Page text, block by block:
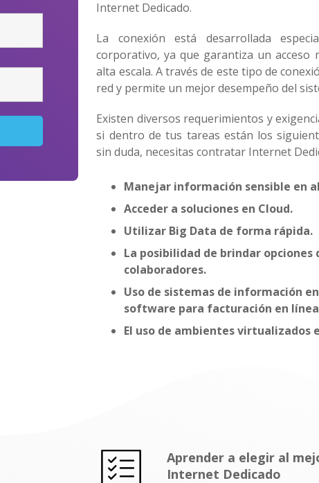
Internet Dedicado.
La conexión está desarrollada
corporativo, ya que garantiza un acceso
alta escala. A través de este tipo de
red y permite un mejor desempeño del
Existen diversos requerimientos y
si dentro de tus tareas están los
sin duda, necesitas contratar Internet
Manejar información sensible en
Acceder a soluciones en Cloud.
Utilizar Big Data de forma rápida.
La posibilidad de brindar opciones
colaboradores.
Uso de sistemas de información en
software para facturación en
El uso de ambientes virtualizados
Aprender a elegir al
Internet Dedicado